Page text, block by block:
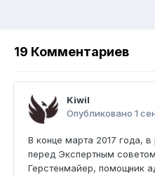
19 Комментариев
Kiwil
Опубликовано 1
В конце марта 2017 года, в
перед Экспертным
Герстенмайер, помощник